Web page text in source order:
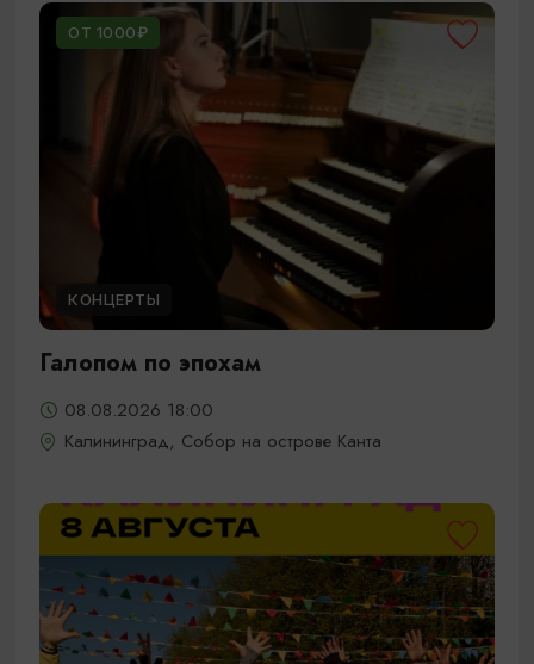
ОТ 1000₽
КОНЦЕРТЫ
Галопом по эпохам
08.08.2026 18:00
Калининград, Собор на острове Канта